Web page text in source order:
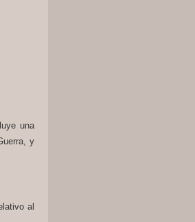
una
y
al